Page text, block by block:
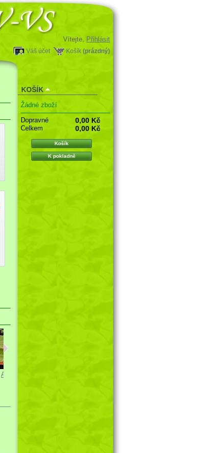
Vítejte, Přihlásit
Košík (prázdný)
Váš účet
Ačokča...
KOŠÍK
Žádné zboží
Dopravné
0,00 Kč
Celkem 0,00 Kč
Košík
K pokladně